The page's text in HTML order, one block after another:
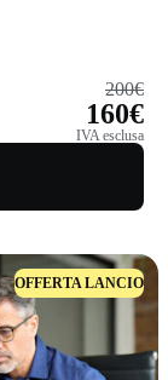
200€
160€
IVA esclusa
OFFERTA LANCIO